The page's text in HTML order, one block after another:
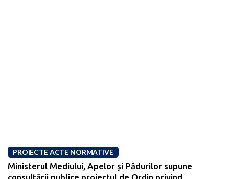
PROIECTE ACTE NORMATIVE
Ministerul Mediului, Apelor și Pădurilor supune